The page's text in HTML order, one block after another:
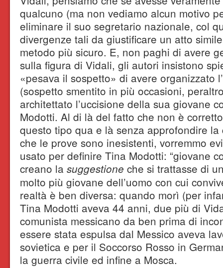
qualcuno (ma non vediamo alcun motivo
eliminare il suo segretario nazionale, col
divergenze tali da giustificare un atto
metodo più sicuro. E, non paghi di avere
sulla figura di Vidali, gli autori insistono
«pesava il sospetto» di avere organizzato
(sospetto smentito in più occasioni,
architettato l’uccisione della sua giovane
Modotti. Al di là del fatto che non è
questo tipo qua e là senza approfondire
che le prove sono inesistenti, vorremmo
usato per definire Tina Modotti: “giovane
creano la suggestione che si trattasse di
molto più giovane dell’uomo con cui
realtà è ben diversa: quando morì (per
Tina Modotti aveva 44 anni, due più di
comunista messicano da ben prima di
essere stata espulsa dal Messico aveva
sovietica e per il Soccorso Rosso in
la guerra civile ed infine a Mosca.